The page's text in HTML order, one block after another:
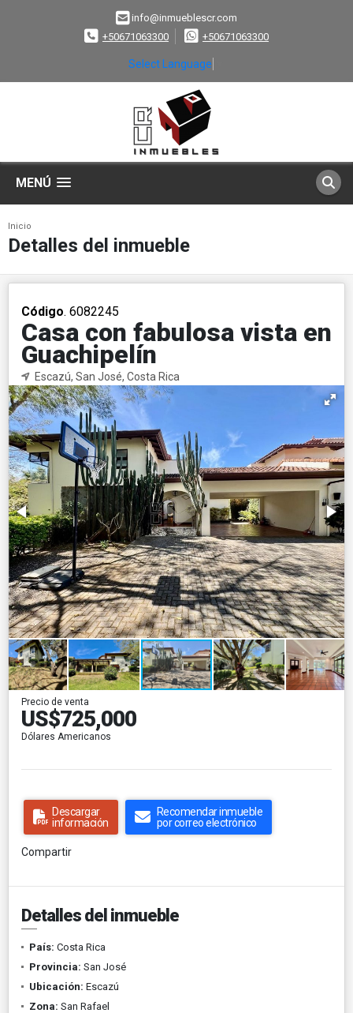
info@inmueblescr.com
+50671063300
+50671063300
Select Language
MENÚ
Inicio
Detalles del inmueble
Código. 6082245
Casa con fabulosa vista en
Guachipelín
Escazú, San José, Costa Rica
Precio de venta
US$725,000
Dólares Americanos
Descargar
información
Recomendar inmueble
por correo electrónico
Compartir
Detalles del inmueble
País: Costa Rica
Provincia: San José
Ubicación: Escazú
Zona: San Rafael